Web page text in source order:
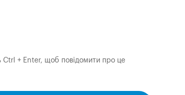
Ctrl + Enter, щоб повідомити про це